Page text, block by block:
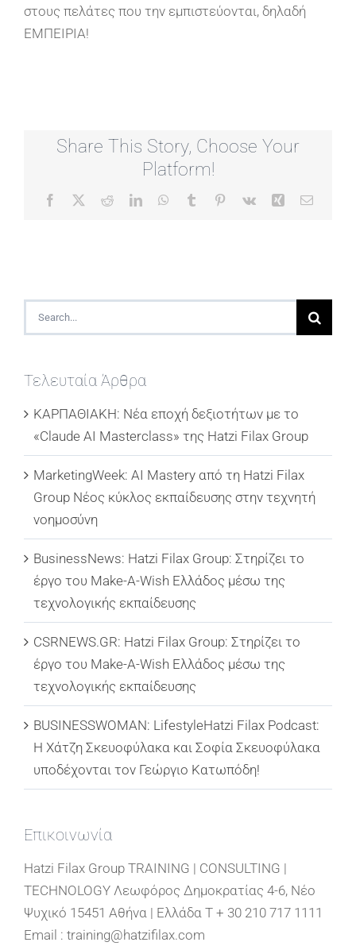
στους πελάτες που την εμπιστεύονται, δηλαδή
ΕΜΠΕΙΡΙΑ!
Share This Story, Choose Your
Platform!
Facebook RedditLinkedInWhatsApp
Tumblr Pinterest
Vk Xing Email
Search
for:
Τελευταία Άρθρα
ΚΑΡΠΑΘΙΑΚΗ: Νέα εποχή δεξιοτήτων με το
«Claude AI Masterclass» της Hatzi Filax Group
MarketingWeek: AI Mastery από τη Hatzi Filax
Group Νέος κύκλος εκπαίδευσης στην τεχνητή
νοημοσύνη
BusinessNews: Hatzi Filax Group: Στηρίζει το
έργο του Make-A-Wish Ελλάδος μέσω της
τεχνολογικής εκπαίδευσης
CSRNEWS.GR: Hatzi Filax Group: Στηρίζει το
έργο του Make-A-Wish Ελλάδος μέσω της
τεχνολογικής εκπαίδευσης
BUSINESSWOMAN: LifestyleHatzi Filax Podcast:
Η Χάτζη Σκευοφύλακα και Σοφία Σκευοφύλακα
υποδέχονται τον Γεώργιο Κατωπόδη!
Επικοινωνία
Hatzi Filax Group TRAINING | CONSULTING |
TECHNOLOGY Λεωφόρος Δημοκρατίας 4-6, Νέο
Ψυχικό 15451 Αθήνα | Ελλάδα T + 30 210 717 1111
Email : training@hatzifilax.com